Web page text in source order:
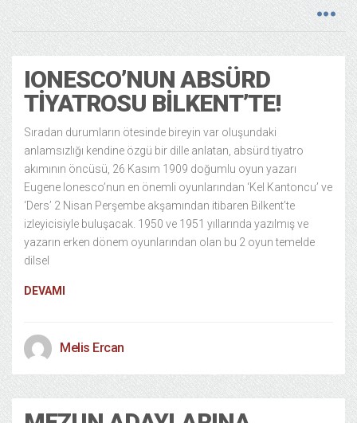
IONESCO’NUN ABSÜRD
TIYATROSU BILKENT’TE!
Sıradan durumların ötesinde bireyin var oluşundaki
anlamsızlığı kendine özgü bir dille anlatan, absürd tiyatro
akımının öncüsü, 26 Kasım 1909 doğumlu oyun yazarı
Eugene Ionesco’nun en önemli oyunlarından ‘Kel Kantoncu’ ve
‘Ders’ 2 Nisan Perşembe akşamından itibaren Bilkent’te
izleyicisiyle buluşacak. 1950 ve 1951 yıllarında yazılmış ve
yazarın erken dönem oyunlarından olan bu 2 oyun temelde
dilsel
DEVAMI
Melis Ercan